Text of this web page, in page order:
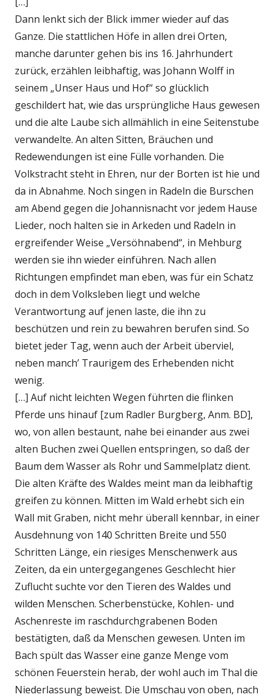
Dann lenkt sich der Blick immer wieder auf das
Ganze. Die stattlichen Höfe in allen drei Orten,
manche darunter gehen bis ins 16. Jahrhundert
zurück, erzählen leibhaftig, was Johann Wolff in
seinem „Unser Haus und Hof“ so glücklich
geschildert hat, wie das ursprüngliche Haus gewesen
und die alte Laube sich allmählich in eine Seitenstube
verwandelte. An alten Sitten, Bräuchen und
Redewendungen ist eine Fülle vorhanden. Die
Volkstracht steht in Ehren, nur der Borten ist hie und
da in Abnahme. Noch singen in Radeln die Burschen
am Abend gegen die Johannisnacht vor jedem Hause
Lieder, noch halten sie in Arkeden und Radeln in
ergreifender Weise „Versöhnabend“, in Mehburg
werden sie ihn wieder einführen. Nach allen
Richtungen empfindet man eben, was für ein Schatz
doch in dem Volksleben liegt und welche
Verantwortung auf jenen laste, die ihn zu
beschützen und rein zu bewahren berufen sind. So
bietet jeder Tag, wenn auch der Arbeit überviel,
neben manch’ Traurigem des Erhebenden nicht
wenig.
[…] Auf nicht leichten Wegen führten die flinken
Pferde uns hinauf [zum Radler Burgberg, Anm. BD],
wo, von allen bestaunt, nahe bei einander aus zwei
alten Buchen zwei Quellen entspringen, so daß der
Baum dem Wasser als Rohr und Sammelplatz dient.
Die alten Kräfte des Waldes meint man da leibhaftig
greifen zu können. Mitten im Wald erhebt sich ein
Wall mit Graben, nicht mehr überall kennbar, in einer
Ausdehnung von 140 Schritten Breite und 550
Schritten Länge, ein riesiges Menschenwerk aus
Zeiten, da ein untergegangenes Geschlecht hier
Zuflucht suchte vor den Tieren des Waldes und
wilden Menschen. Scherbenstücke, Kohlen- und
Aschenreste im raschdurchgrabenen Boden
bestätigten, daß da Menschen gewesen. Unten im
Bach spült das Wasser eine ganze Menge vom
schönen Feuerstein herab, der wohl auch im Thal die
Niederlassung beweist. Die Umschau von oben, nach